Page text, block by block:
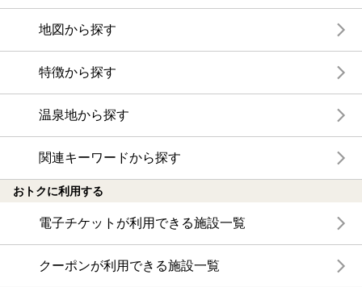
地図から探す
特徴から探す
温泉地から探す
関連キーワードから探す
おトクに利用する
電子チケットが利用できる施設一覧
クーポンが利用できる施設一覧